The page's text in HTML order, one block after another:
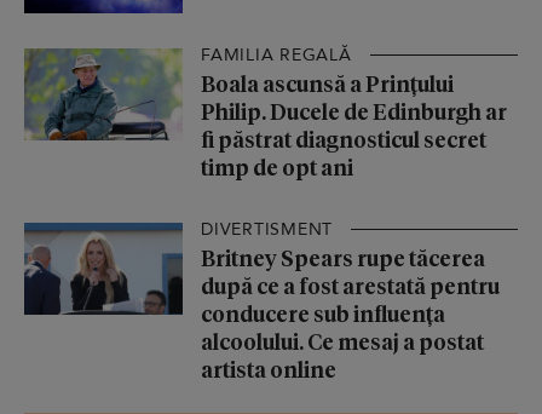
FAMILIA REGALĂ
Boala ascunsă a Prințului
Philip. Ducele de Edinburgh ar
fi păstrat diagnosticul secret
timp de opt ani
DIVERTISMENT
Britney Spears rupe tăcerea
după ce a fost arestată pentru
conducere sub influența
alcoolului. Ce mesaj a postat
artista online